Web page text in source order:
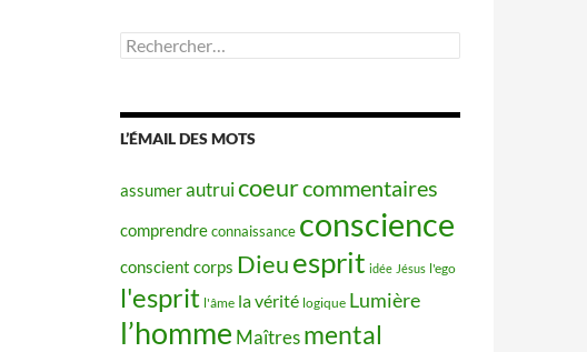
Rechercher :
L’ÉMAIL DES MOTS
assumerautruicoeurcommentaires
comprendreconnaissance conscience
conscient corps Dieuesprit idée Jésus l'ego
l'esprit l'âme la vérité logique Lumière
l’homme Maîtres mental